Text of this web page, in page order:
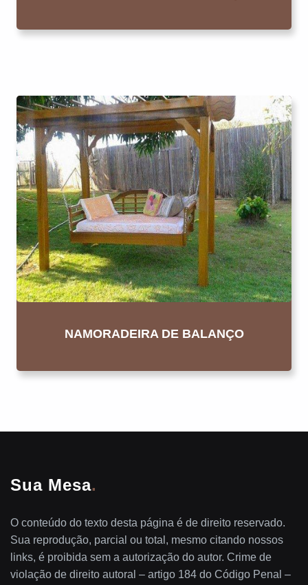
NAMORADEIRA DE BALANÇO
Sua Mesa.
O conteúdo do texto desta página é de direito reservado.
Sua reprodução, parcial ou total, mesmo citando nossos
links, é proibida sem a autorização do autor. Crime de
violação de direito autoral – artigo 184 do Código Penal –